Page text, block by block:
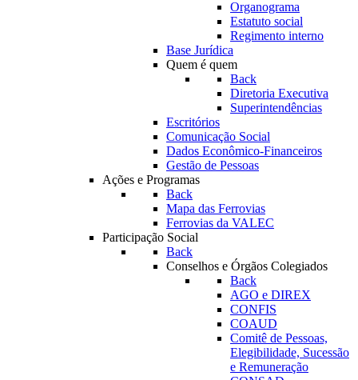
Organograma
Estatuto social
Regimento interno
Base Jurídica
Quem é quem
Back
Diretoria Executiva
Superintendências
Escritórios
Comunicação Social
Dados Econômico-Financeiros
Gestão de Pessoas
Ações e Programas
Back
Mapa das Ferrovias
Ferrovias da VALEC
Participação Social
Back
Conselhos e Órgãos Colegiados
Back
AGO e DIREX
CONFIS
COAUD
Comitê de Pessoas,
Elegibilidade, Sucessão
e Remuneração